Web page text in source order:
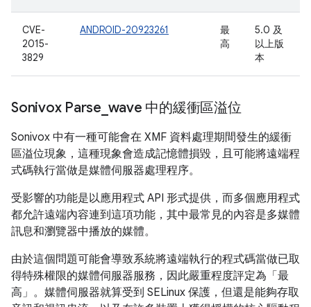
CVE-
2015-
3829
ANDROID-20923261
最
高
5.0 及
以上版
本
Sonivox Parse wave 中的緩衝區溢位
Sonivox 中有一種可能會在 XMF 資料處理期間發生的緩衝
區溢位現象，這種現象會造成記憶體損毀，且可能將遠端程
式碼執行當做是媒體伺服器處理程序。
受影響的功能是以應用程式 API 形式提供，而多個應用程式
都允許遠端內容連到這項功能，其中最常見的內容是多媒體
訊息和瀏覽器中播放的媒體。
由於這個問題可能會導致系統將遠端執行的程式碼當做已取
得特殊權限的媒體伺服器服務，因此嚴重程度評定為「最
高」。媒體伺服器就算受到 SELinux 保護，但還是能夠存取